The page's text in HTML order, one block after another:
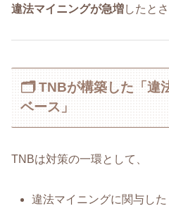
違法マイニングが急増したと
🗂️ TNBが構築した「違
ベース」
TNBは対策の一環として、
違法マイニングに関与した